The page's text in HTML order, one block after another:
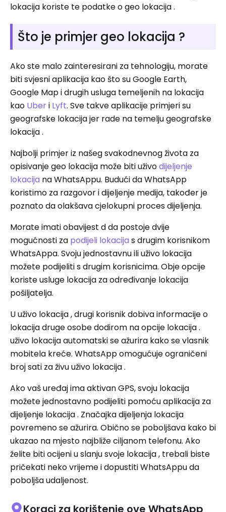
lokacija koriste te podatke o geo lokacija .
Što je primjer geo lokacija ?
Ako ste malo zainteresirani za tehnologiju, morate
biti svjesni aplikacija kao što su Google Earth,
Google Map i drugih usluga temeljenih na lokacija
kao Uberi Lyft. Sve takve aplikacije primjeri su
geografske lokacija jer rade na temelju geografske
lokacija .
Najbolji primjer iz našeg svakodnevnog života za
opisivanje geo lokacija može biti uživodijeljenje
lokacija na WhatsAppu. Budući da WhatsApp
koristimo za razgovor i dijeljenje medija, također je
poznato da olakšava cjelokupni proces dijeljenja.
Morate imati obavijest d da postoje dvije
mogućnosti za podijeli lokacija s drugim korisnikom
WhatsAppa. Svoju jednostavnu ili uživo lokacija
možete podijeliti s drugim korisnicima. Obje opcije
koriste usluge lokacija za određivanje lokacija
pošiljatelja.
U uživo lokacija , drugi korisnik dobiva informacije o
lokacija druge osobe dodirom na opcije lokacija .
uživo lokacija automatski se ažurira kako se vlasnik
mobitela kreće. WhatsApp omogućuje ograničeni
broj sati za živu uživo lokacija .
Ako vaš uređaj ima aktivan GPS, svoju lokacija
možete jednostavno podijeliti pomoću aplikacija za
dijeljenje lokacija . Značajka dijeljenja lokacija
povremeno se ažurira. Obično se poboljšava kako bi
ukazao na mjesto najbliže ciljanom telefonu. Ako
želite biti ocijeni u slanju svoje lokacija , trebali biste
pričekati neko vrijeme i dopustiti WhatsAppu da
poboljša udaljenost.
Koraci za korištenje ove WhatsApp